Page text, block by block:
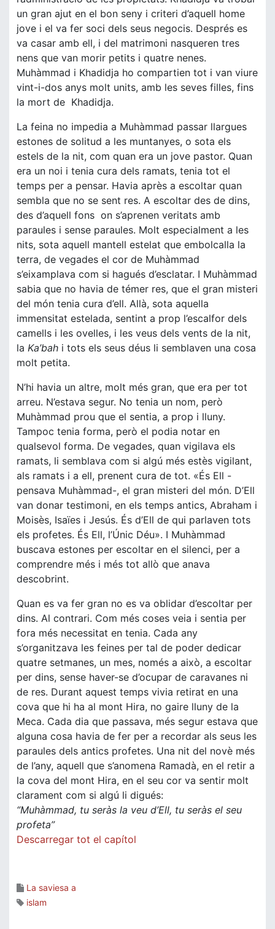
un gran ajut en el bon seny i criteri d’aquell home
jove i el va fer soci dels seus negocis. Després es
va casar amb ell, i del matrimoni nasqueren tres
nens que van morir petits i quatre nenes.
Muhàmmad i Khadidja ho compartien tot i van viure
vint-i-dos anys molt units, amb les seves filles, fins
la mort de Khadidja.
La feina no impedia a Muhàmmad passar llargues
estones de solitud a les muntanyes, o sota els
estels de la nit, com quan era un jove pastor. Quan
era un noi i tenia cura dels ramats, tenia tot el
temps per a pensar. Havia après a escoltar quan
sembla que no se sent res. A escoltar des de dins,
des d’aquell fons on s’aprenen veritats amb
paraules i sense paraules. Molt especialment a les
nits, sota aquell mantell estelat que embolcalla la
terra, de vegades el cor de Muhàmmad
s’eixamplava com si hagués d’esclatar. I Muhàmmad
sabia que no havia de témer res, que el gran misteri
del món tenia cura d’ell. Allà, sota aquella
immensitat estelada, sentint a prop l’escalfor dels
camells i les ovelles, i les veus dels vents de la nit,
la Ka’bah i tots els seus déus li semblaven una cosa
molt petita.
N’hi havia un altre, molt més gran, que era per tot
arreu. N’estava segur. No tenia un nom, però
Muhàmmad prou que el sentia, a prop i lluny.
Tampoc tenia forma, però el podia notar en
qualsevol forma. De vegades, quan vigilava els
ramats, li semblava com si algú més estès vigilant,
als ramats i a ell, prenent cura de tot. «És Ell -
pensava Muhàmmad-, el gran misteri del món. D’Ell
van donar testimoni, en els temps antics, Abraham i
Moisès, Isaïes i Jesús. És d’Ell de qui parlaven tots
els profetes. És Ell, l’Únic Déu». I Muhàmmad
buscava estones per escoltar en el silenci, per a
comprendre més i més tot allò que anava
descobrint.
Quan es va fer gran no es va oblidar d’escoltar per
dins. Al contrari. Com més coses veia i sentia per
fora més necessitat en tenia. Cada any
s’organitzava les feines per tal de poder dedicar
quatre setmanes, un mes, només a això, a escoltar
per dins, sense haver-se d’ocupar de caravanes ni
de res. Durant aquest temps vivia retirat en una
cova que hi ha al mont Hira, no gaire lluny de la
Meca. Cada dia que passava, més segur estava que
alguna cosa havia de fer per a recordar als seus les
paraules dels antics profetes. Una nit del novè més
de l’any, aquell que s’anomena Ramadà, en el retir a
la cova del mont Hira, en el seu cor va sentir molt
clarament com si algú li digués:
“Muhàmmad, tu seràs la veu d’Ell, tu seràs el seu
profeta”
Descarregar tot el capítol
La saviesa a
islam